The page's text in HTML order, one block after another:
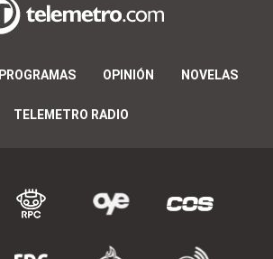
PROGRAMAS OPINIÓN NOVELAS
TELEMETRO RADIO